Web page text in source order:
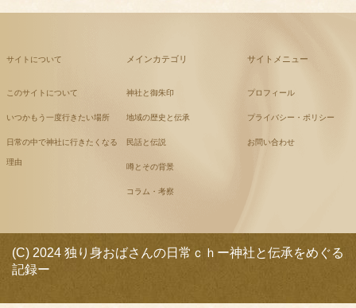
サイトについて
このサイトについて
いつかもう一度行きたい場所
日常の中で神社に行きたくなる
理由
メインカテゴリ
神社と御朱印
地域の歴史と伝承
民話と伝説
噂とその背景
コラム・考察
サイトメニュー
プロフィール
プライバシー・ポリシー
お問い合わせ
(C) 2024 独り身おばさんの日常ｃｈー神社と伝承をめぐる
記録ー